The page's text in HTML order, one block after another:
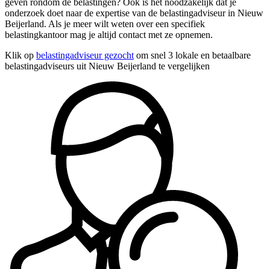
onderzoek doet naar de expertise van de belastingadviseur in Nieuw
Beijerland. Als je meer wilt weten over een specifiek
belastingkantoor mag je altijd contact met ze opnemen.
Klik op belastingadviseur gezocht om snel 3 lokale en betaalbare
belastingadviseurs uit Nieuw Beijerland te vergelijken